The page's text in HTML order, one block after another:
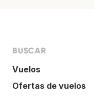
BUSCAR
Vuelos
Ofertas de vuelos